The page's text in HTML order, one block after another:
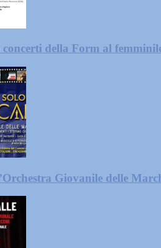
della Form al
Giovanile delle